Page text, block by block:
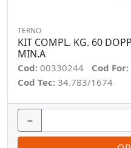
TERNO
KIT COMPL. KG. 60
MIN.A
Cod: 00330244 Cod For:
Cod Tec: 34.783/1674
−